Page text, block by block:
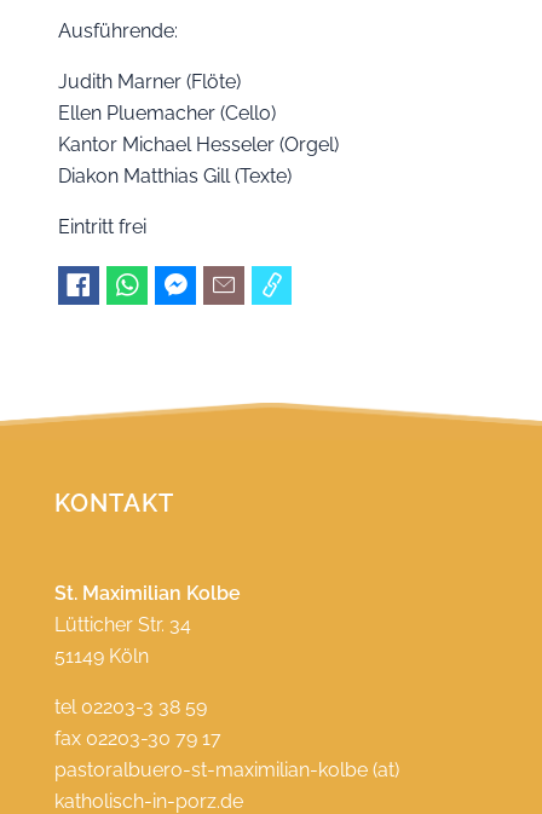
Ausführende:
Judith Marner (Flöte)
Ellen Pluemacher (Cello)
Kantor Michael Hesseler (Orgel)
Diakon Matthias Gill (Texte)
Eintritt frei
KONTAKT
St. Maximilian Kolbe
Lütticher Str. 34
51149 Köln
tel 02203-3 38 59
fax 02203-30 79 17
pastoralbuero-st-maximilian-kolbe (at)
katholisch-in-porz.de